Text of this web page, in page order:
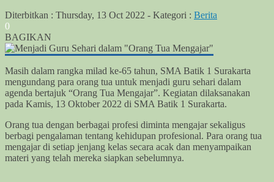
Diterbitkan : Thursday, 13 Oct 2022 - Kategori : Berita
0
BAGIKAN
Masih dalam rangka milad ke-65 tahun, SMA Batik 1 Surakarta
mengundang para orang tua untuk menjadi guru sehari dalam
agenda bertajuk “Orang Tua Mengajar”. Kegiatan dilaksanakan
pada Kamis, 13 Oktober 2022 di SMA Batik 1 Surakarta.
Orang tua dengan berbagai profesi diminta mengajar sekaligus
berbagi pengalaman tentang kehidupan profesional. Para orang tua
mengajar di setiap jenjang kelas secara acak dan menyampaikan
materi yang telah mereka siapkan sebelumnya.